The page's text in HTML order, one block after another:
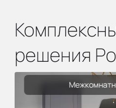
решения